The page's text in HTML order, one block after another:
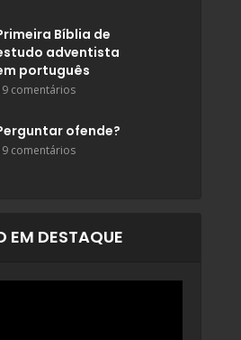
Bíblia de
adventista
português
comentários
ofende?
comentários
EM DESTAQUE